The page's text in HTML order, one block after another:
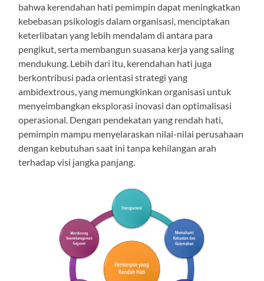
bahwa kerendahan hati pemimpin dapat meningkatkan
kebebasan psikologis dalam organisasi, menciptakan
keterlibatan yang lebih mendalam di antara para
pengikut, serta membangun suasana kerja yang saling
mendukung. Lebih dari itu, kerendahan hati juga
berkontribusi pada orientasi strategi yang
ambidextrous, yang memungkinkan organisasi untuk
menyeimbangkan eksplorasi inovasi dan optimalisasi
operasional. Dengan pendekatan yang rendah hati,
pemimpin mampu menyelaraskan nilai-nilai perusahaan
dengan kebutuhan saat ini tanpa kehilangan arah
terhadap visi jangka panjang.